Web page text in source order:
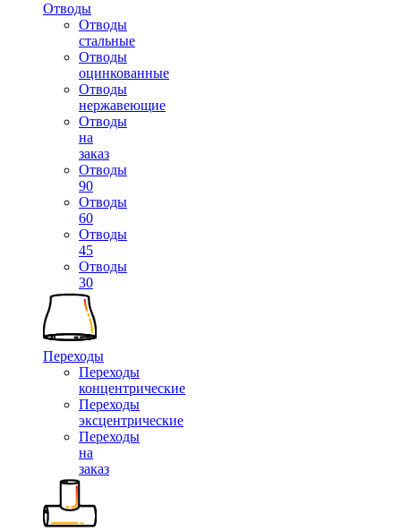
Отводы
Отводы
стальные
Отводы
оцинкованные
Отводы
нержавеющие
Отводы
на
заказ
Отводы
90
Отводы
60
Отводы
45
Отводы
30
Переходы
Переходы
концентрические
Переходы
эксцентрические
Переходы
на
заказ